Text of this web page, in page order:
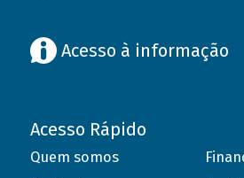
Acesso à informação
Acesso Rápido
Quem somos